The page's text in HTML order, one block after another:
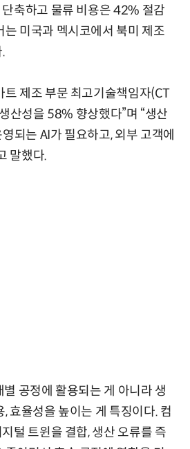
축하고 물류 비용은 42% 절감
는 미국과 멕시코에서 북미 제조
트 제조 부문 최고기술책임자(CT
산성을 58% 향상했다”며 “생산
되는 AI가 필요하고, 외부 고객에
말했다.
공정에 활용되는 게 아니라 생
효율성을 높이는 게 특징이다. 컴
털 트윈을 결합, 생산 오류를 즉